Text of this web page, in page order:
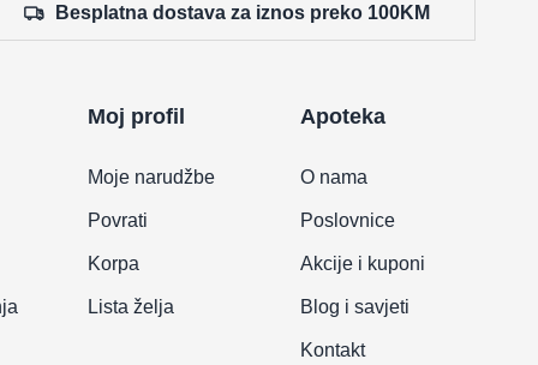
Besplatna dostava za iznos preko 100KM
Moj profil
Moje narudžbe
Povrati
Korpa
Lista želja
Apoteka
O nama
Poslovnice
Akcije i kuponi
Blog i savjeti
Kontakt